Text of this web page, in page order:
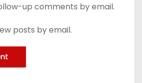
up comments by email.
posts by email.